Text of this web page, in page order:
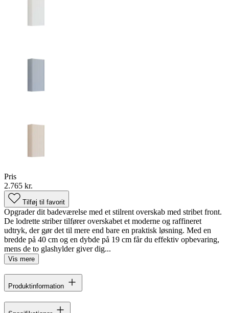
Pris
2.765 kr.
Tilføj til favorit
Opgrader dit badeværelse med et stilrent overskab med stribet front.
De lodrette striber tilfører overskabet et moderne og raffineret
udtryk, der gør det til mere end bare en praktisk løsning. Med en
bredde på 40 cm og en dybde på 19 cm får du effektiv opbevaring,
mens de to glashylder giver dig...
Vis mere
Produktinformation